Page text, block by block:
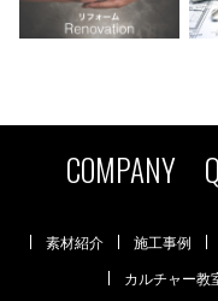
COMPANY
素材紹介 施工事例
カルチャー教